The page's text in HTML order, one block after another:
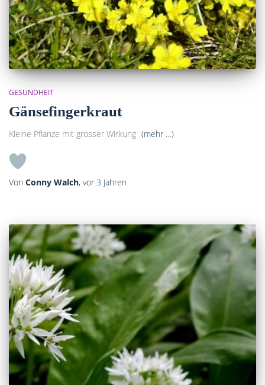
GESUNDHEIT
Gänsefingerkraut
Kleine Pflanze mit grosser Wirkung (mehr …)
Von Conny Walch, vor 3 Jahren